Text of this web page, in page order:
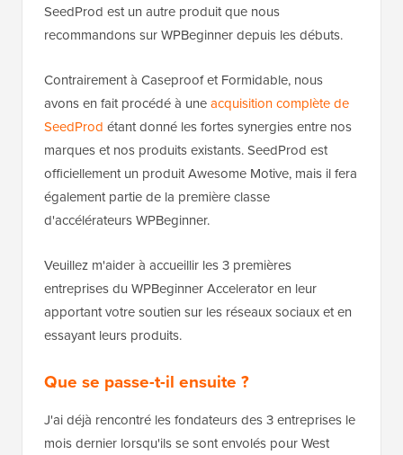
SeedProd est un autre produit que nous
recommandons sur WPBeginner depuis les débuts.
Contrairement à Caseproof et Formidable, nous
avons en fait procédé à uneacquisition complète de
SeedProd étant donné les fortes synergies entre nos
marques et nos produits existants. SeedProd est
officiellement un produit Awesome Motive, mais il fera
également partie de la première classe
d'accélérateurs WPBeginner.
Veuillez m'aider à accueillir les 3 premières
entreprises du WPBeginner Accelerator en leur
apportant votre soutien sur les réseaux sociaux et en
essayant leurs produits.
Que se passe-t-il ensuite ?
J'ai déjà rencontré les fondateurs des 3 entreprises le
mois dernier lorsqu'ils se sont envolés pour West